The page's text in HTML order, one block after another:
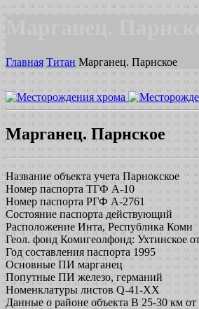
Главная Титан Марганец. Парнское
Марганец. Парнское
Название объекта учета Парнокское
Номер паспорта ТГФ А-10
Номер паспорта РГФ А-2761
Cостояние паспорта действующий
Расположение Инта, Республика Коми
Геол. фонд Комигеолфонд: Ухтинское
Год составления паспорта 1995
Основные ПИ марганец
Попутные ПИ железо, германий
Номенклатуры листов Q-41-XX
Данные о районе объекта В 25-30 км